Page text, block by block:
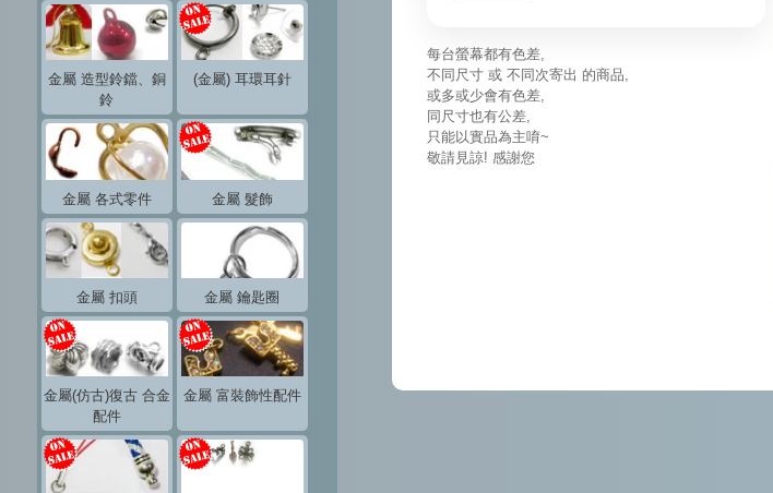
金屬 造型鈴鐺、銅
鈴
(金屬) 耳環耳針
金屬 各式零件 金屬 髮飾
金屬 扣頭 金屬 鑰匙圈
金屬(仿古)復古 合金
配件
金屬 富裝飾性配件
每台螢幕都有色差,
不同尺寸 或 不同次寄出 的商品,
或多或少會有色差,
同尺寸也有公差,
只能以實品為主唷~
敬請見諒! 感謝您